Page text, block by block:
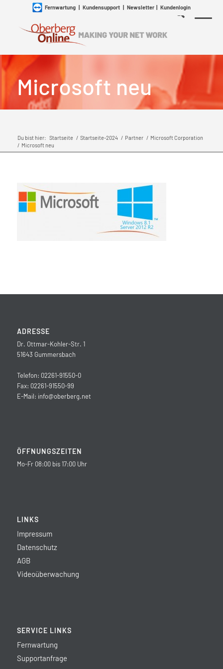
Fernwartung| Kundensupport| Newsletter| Kundenlogin
Microsoft neu
Du bist hier: Startseite / Startseite-2024 / Partner / Microsoft Corporation
/ Microsoft neu
ADRESSE
Dr. Ottmar-Kohler-Str. 1
51643 Gummersbach
Telefon: 02261-91550-0
Fax: 02261-91550-99
E-Mail: info@oberberg.net
ÖFFNUNGSZEITEN
Mo-Fr 08:00 bis 17:00 Uhr
LINKS
Impressum
Datenschutz
AGB
Videoüberwachung
SERVICE LINKS
Fernwartung
Supportanfrage